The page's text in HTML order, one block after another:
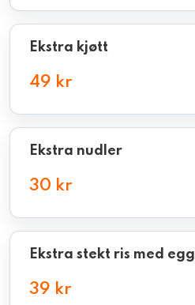
Ekstra kjøtt
49 kr
Ekstra nudler
30 kr
Ekstra stekt ris med egg
39 kr